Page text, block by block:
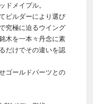
ドメイプル。
ビルダーにより選び
究極に迫るウイング
木を一本々丹念に素
だけでその違いを認
ゴールドパーツとの